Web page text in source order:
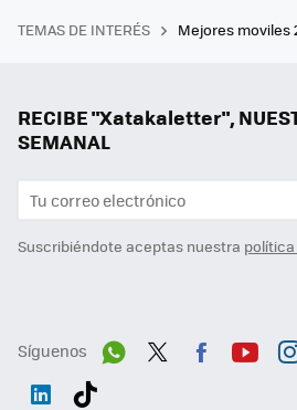
TEMAS DE INTERÉS Mejores moviles
RECIBE "Xatakaletter",
SEMANAL
Suscribiéndote aceptas nuestra
Síguenos